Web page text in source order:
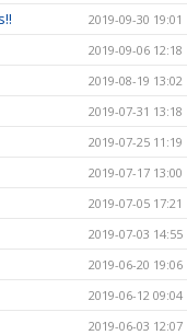
2019-09-30 19:01
2019-09-06 12:18
2019-08-19 13:02
2019-07-31 13:18
2019-07-25 11:19
2019-07-17 13:00
2019-07-05 17:21
2019-07-03 14:55
2019-06-20 19:06
2019-06-12 09:04
2019-06-03 12:07